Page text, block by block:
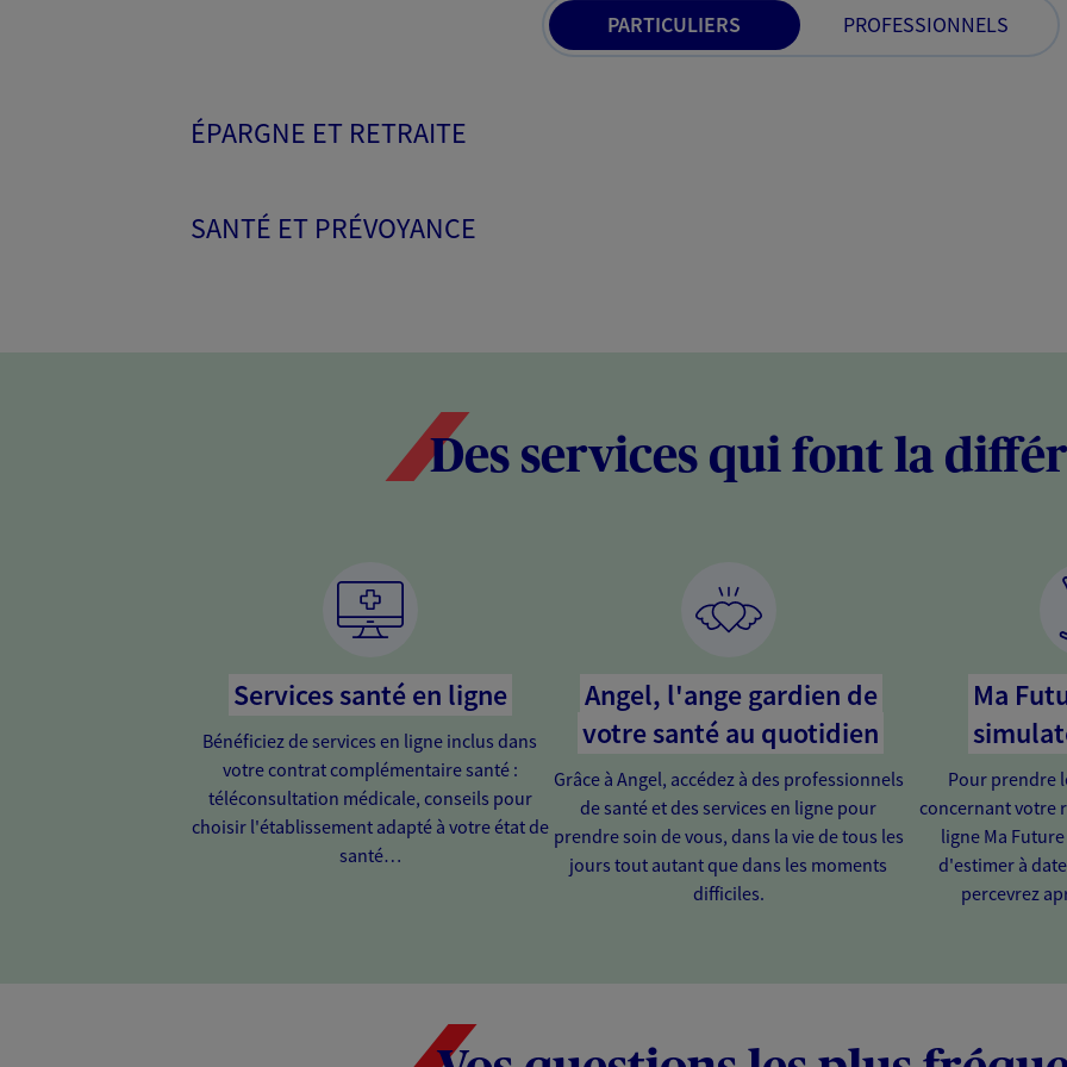
PARTICULIERS PROFESSIONNELS
ÉPARGNE ET RETRAITE
SANTÉ ET PRÉVOYANCE
Des services qui font la
Services santé en ligne
Bénéficiez de services en ligne inclus dans
votre contrat complémentaire santé :
téléconsultation médicale, conseils pour
choisir l'établissement adapté à votre état de
santé…
Angel, l'ange gardien de
votre santé au quotidien
Grâce à Angel, accédez à des professionnels
de santé et des services en ligne pour
prendre soin de vous, dans la vie de tous les
jours tout autant que dans les moments
difficiles.
Ma
Pour prendre
concernant votre
ligne Ma
d'estimer à
percevrez